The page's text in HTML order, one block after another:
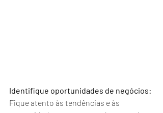
Identifique oportunidades de negócios:
Fique atento às tendências e às